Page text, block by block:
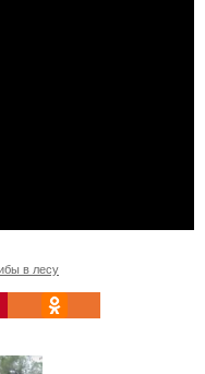
в лесу